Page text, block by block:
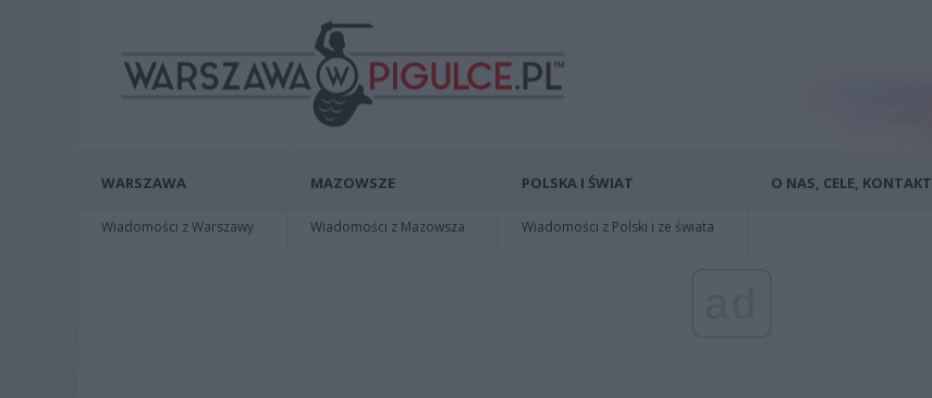
WARSZAWA
Wiadomości z Warszawy
MAZOWSZE
Wiadomości z Mazowsza
POLSKA I ŚWIAT
Wiadomości z Polski i ze świata
O NAS, CELE, KONTAKT